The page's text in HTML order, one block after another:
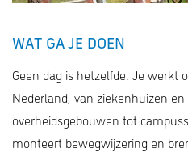
WAT GA JE DOEN
Geen dag is hetzelfde. Je werkt
Nederland, van ziekenhuizen en
overheidsgebouwen tot
monteert bewegwijzering en